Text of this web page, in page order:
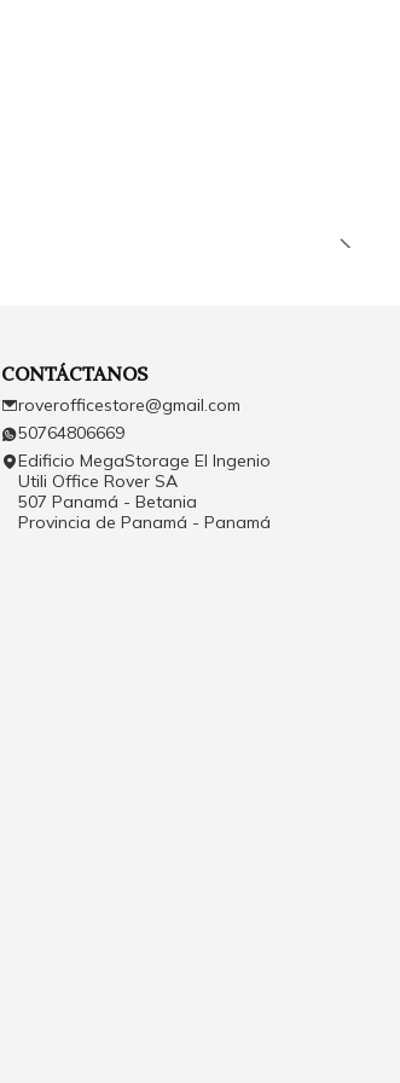
CONTÁCTANOS
roverofficestore@gmail.com
50764806669
Edificio MegaStorage El Ingenio
Utili Office Rover SA
507 Panamá - Betania
Provincia de Panamá - Panamá